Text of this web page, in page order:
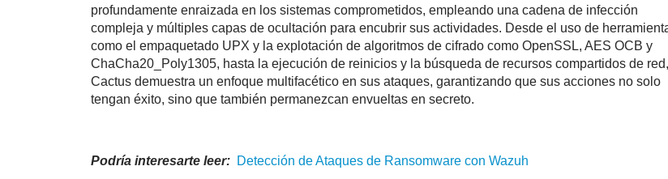
profundamente enraizada en los sistemas comprometidos, empleando una cadena de infección
compleja y múltiples capas de ocultación para encubrir sus actividades. Desde el uso de
como el empaquetado UPX y la explotación de algoritmos de cifrado como OpenSSL, AES OCB y
ChaCha20_Poly1305, hasta la ejecución de reinicios y la búsqueda de recursos compartidos de red,
Cactus demuestra un enfoque multifacético en sus ataques, garantizando que sus acciones no solo
tengan éxito, sino que también permanezcan envueltas en secreto.
Podría interesarte leer: Detección de Ataques de Ransomware con Wazuh